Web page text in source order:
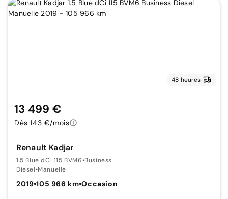
48 heures
Renault Kadjar
1.5 Blue dCi 115 BVM6•Business
Diesel•Manuelle
2019•105 966 km•Occasion
13 499 €
Dès 143 €/mois